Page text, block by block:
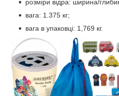
розміри відра: ширина/
вага: 1.375 кг;
вага в упаковці: 1,769 кг.